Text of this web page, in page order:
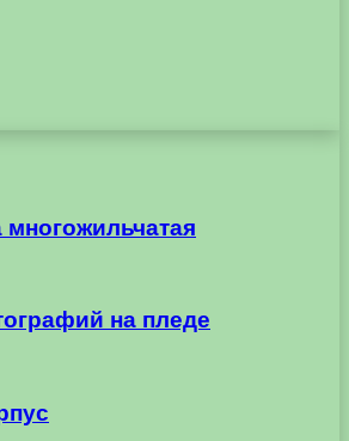
на пледе